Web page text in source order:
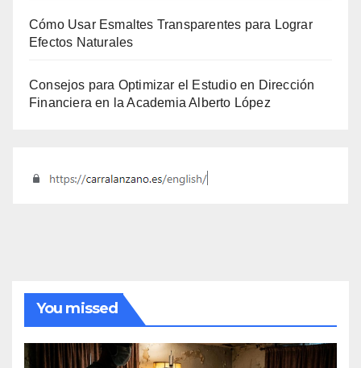
Cómo Usar Esmaltes Transparentes para Lograr
Efectos Naturales
Consejos para Optimizar el Estudio en Dirección
Financiera en la Academia Alberto López
You missed